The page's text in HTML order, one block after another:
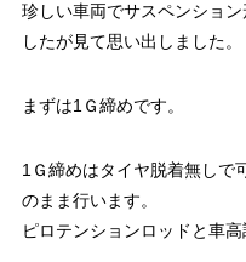
珍しい車両でサスペンショ
したが見て思い出しました。
まずは1Ｇ締めです。
1Ｇ締めはタイヤ脱着無しで
のまま行います。
ピロテンションロッドと車